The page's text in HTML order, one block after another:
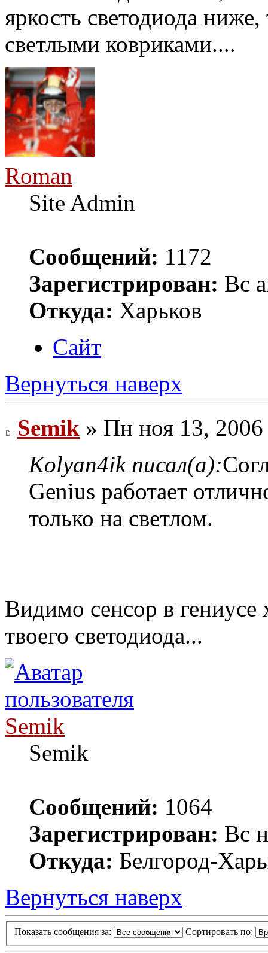
яркость светодиода
светлыми ковриками....
Roman
Site Admin
Сообщений: 1172
Зарегистрирован: Вс
Откуда: Харьков
Сайт
Вернуться наверх
Semik » Пн ноя 13,
Kolyan4ik писал(а):
Genius работает
только на светлом.
Видимо сенсор в гениусе
твоего светодиода...
Semik
Semik
Сообщений: 1064
Зарегистрирован: Вс
Откуда: Белгород-
Вернуться наверх
Показать сообщения за: Сортировать по: